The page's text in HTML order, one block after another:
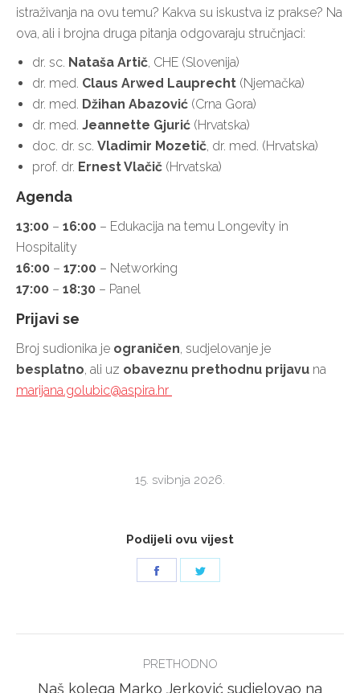
istraživanja na ovu temu? Kakva su iskustva iz prakse? Na
ova, ali i brojna druga pitanja odgovaraju stručnjaci:
dr. sc. Nataša Artič , CHE (Slovenija)
dr. med. Claus Arwed Lauprecht (Njemačka)
dr. med. Džihan Abazović (Crna Gora)
dr. med. Jeannette Gjurić (Hrvatska)
doc. dr. sc. Vladimir Mozetič , dr. med. (Hrvatska)
prof. dr. Ernest Vlačič (Hrvatska)
Agenda
13:00 – 16:00 – Edukacija na temu Longevity in
Hospitality
16:00 – 17:00 – Networking
17:00 – 18:30 – Panel
Prijavi se
Broj sudionika je ograničen , sudjelovanje je
besplatno , ali uz obaveznu prethodnu prijavu na
marijana.golubic@aspira.hr
15. svibnja 2026.
Podijeli ovu vijest
NAVIGATION
PRETHODNO
Naš kolega Marko Jerković sudjelovao na